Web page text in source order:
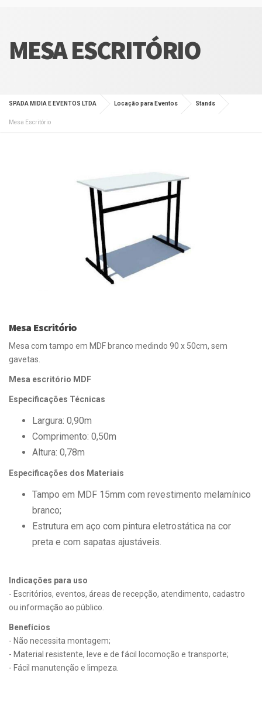
MESA ESCRITÓRIO
SPADA MIDIA E EVENTOS LTDA Locação para Eventos Stands
Mesa Escritório
Mesa Escritório
Mesa com tampo em MDF branco medindo 90 x 50cm, sem
gavetas.
Mesa escritório MDF
Especificações Técnicas
Largura: 0,90m
Comprimento: 0,50m
Altura: 0,78m
Especificações dos Materiais
Tampo em MDF 15mm com revestimento melamínico
branco;
Estrutura em aço com pintura eletrostática na cor
preta e com sapatas ajustáveis.
Indicações para uso
- Escritórios, eventos, áreas de recepção, atendimento, cadastro
ou informação ao público.
Benefícios
- Não necessita montagem;
- Material resistente, leve e de fácil locomoção e transporte;
- Fácil manutenção e limpeza.